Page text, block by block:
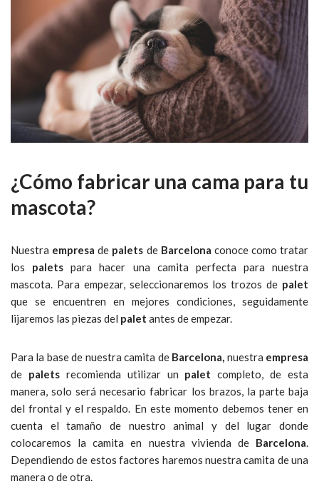
¿Cómo fabricar una cama para tu
mascota?
Nuestra empresa de palets de Barcelona conoce como tratar
los palets para hacer una camita perfecta para nuestra
mascota. Para empezar, seleccionaremos los trozos de palet
que se encuentren en mejores condiciones, seguidamente
lijaremos las piezas del palet antes de empezar.
Para la base de nuestra camita de Barcelona, nuestra empresa
de paletsrecomienda utilizar un palet completo, de esta
manera, solo será necesario fabricar los brazos, la parte baja
del frontal y el respaldo. En este momento debemos tener en
cuenta el tamaño de nuestro animal y del lugar donde
colocaremos la camita en nuestra vivienda de Barcelona.
Dependiendo de estos factores haremos nuestra camita de una
manera o de otra.